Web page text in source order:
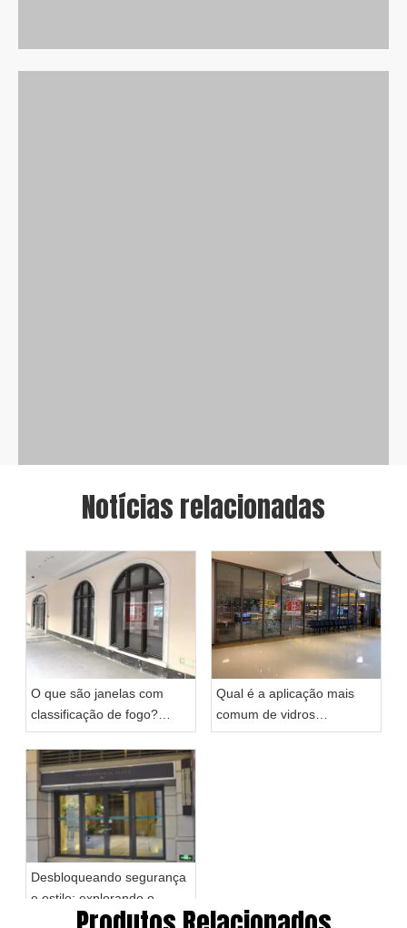
Notícias relacionadas
O que são janelas com
classificação de fogo?
Explorando janelas com
classificação de fogo
Qual é a aplicação mais
comum de vidros
resistentes ao fogo?
Desbloqueando segurança
e estilo: explorando o
mundo dos vidros com